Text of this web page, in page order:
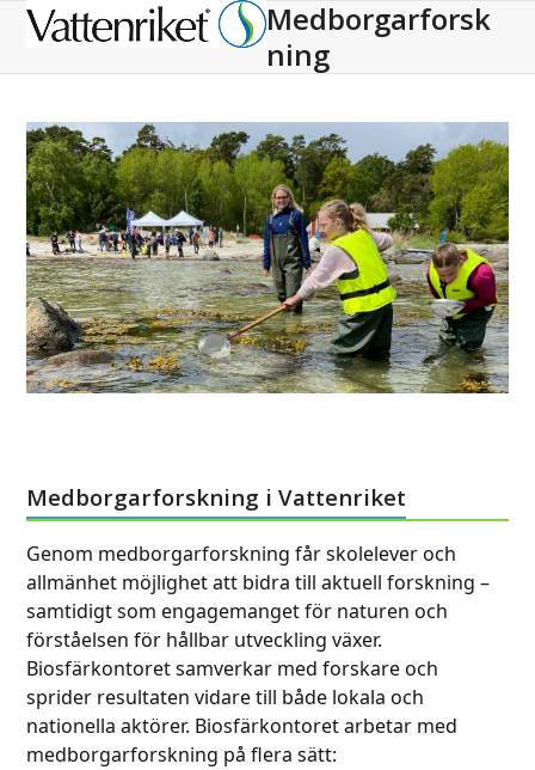
Open
Close
Medborgarforsk
ning
Medborgarforskning i Vattenriket
Genom medborgarforskning får skolelever och
allmänhet möjlighet att bidra till aktuell forskning –
samtidigt som engagemanget för naturen och
förståelsen för hållbar utveckling växer.
Biosfärkontoret samverkar med forskare och
sprider resultaten vidare till både lokala och
nationella aktörer. Biosfärkontoret arbetar med
medborgarforskning på flera sätt: